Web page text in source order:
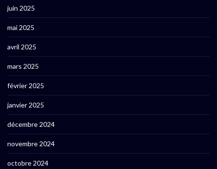
juin 2025
mai 2025
avril 2025
mars 2025
février 2025
janvier 2025
décembre 2024
novembre 2024
octobre 2024